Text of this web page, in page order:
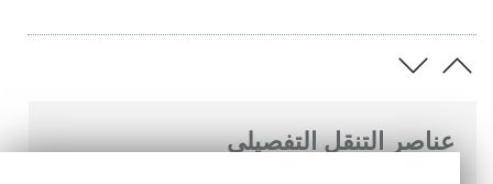
عناصر التنقل التفصيلي